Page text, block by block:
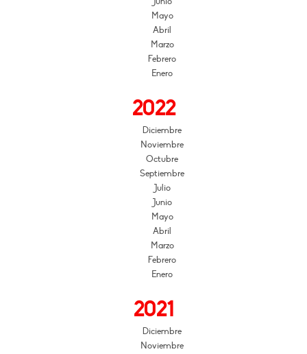
Mayo
Abril
Marzo
Febrero
Enero
2022
Diciembre
Noviembre
Octubre
Septiembre
Julio
Junio
Mayo
Abril
Marzo
Febrero
Enero
2021
Diciembre
Noviembre